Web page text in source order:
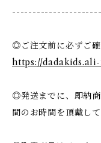
◎ご注文前に必ずご確
https://
◎発送までに、即納
間のお時間を頂戴して